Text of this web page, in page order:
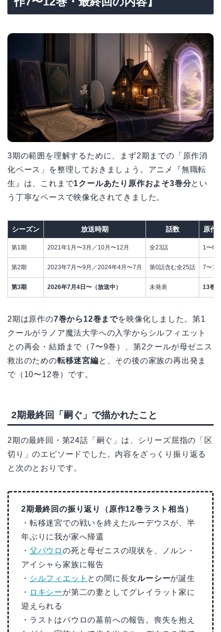
3期の範囲を理解するために、まず2期までの「原作消
化ペース」を整理しておきましょう。アニメ『無職転
生』は、これまで1クールあたり原作およそ3巻分とい
う丁寧なペースで映像化されてきました。
シーズン 放送時期 話数 原作
第1期 2021年1月〜3月／10月〜12月 全23話 1〜6巻
第2期 2023年7月〜9月／2024年4月〜7月 第0話含む全25話 7〜12
第3期 2026年7月4日〜（放送中） 未発表 13巻〜
2期は原作の7巻から12巻までを映像化しました。第1
クールがラノア魔法大学への入学からシルフィエット
との再会・結婚まで（7〜9巻）、第2クールが母ゼニス
救出のための転移迷宮編と、その後の家族の再出発ま
で（10〜12巻）です。
2期最終回「嗣ぐ」で描かれたこと
2期の最終回・第24話「嗣ぐ」は、シリーズ屈指の「区
切り」のエピソードでした。内容をざっくり振り返る
と次のとおりです。
2期最終回の振り返り（原作12巻ラスト相当）
・転移迷宮での戦いを終えたルーデウスが、半
年ぶりに我が家へ帰還
・ 父パウロの死と母ゼニスの現状を、ノルン・
アイシャら家族に報告
・ シルフィエット との間に長女ルーシーが誕生
・ ロキシーが第二の妻としてグレイラット家に
迎えられる
・ラストはパウロの墓前への報告。喪失を抱え